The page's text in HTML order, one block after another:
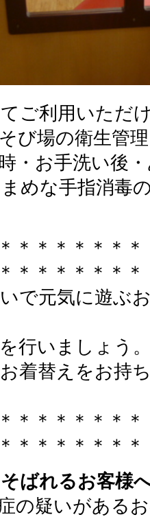
ご利用いただ
び場の衛生管
・お手洗い後
めな手指消毒
＊＊＊＊＊＊
＊＊＊＊＊＊＊
で元気に遊ぶ
行いましょう
着替えをお持
＊＊＊＊＊＊
＊＊＊＊＊＊＊
ばれるお客様
の疑いがある